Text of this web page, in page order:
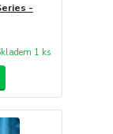
-
1 ks